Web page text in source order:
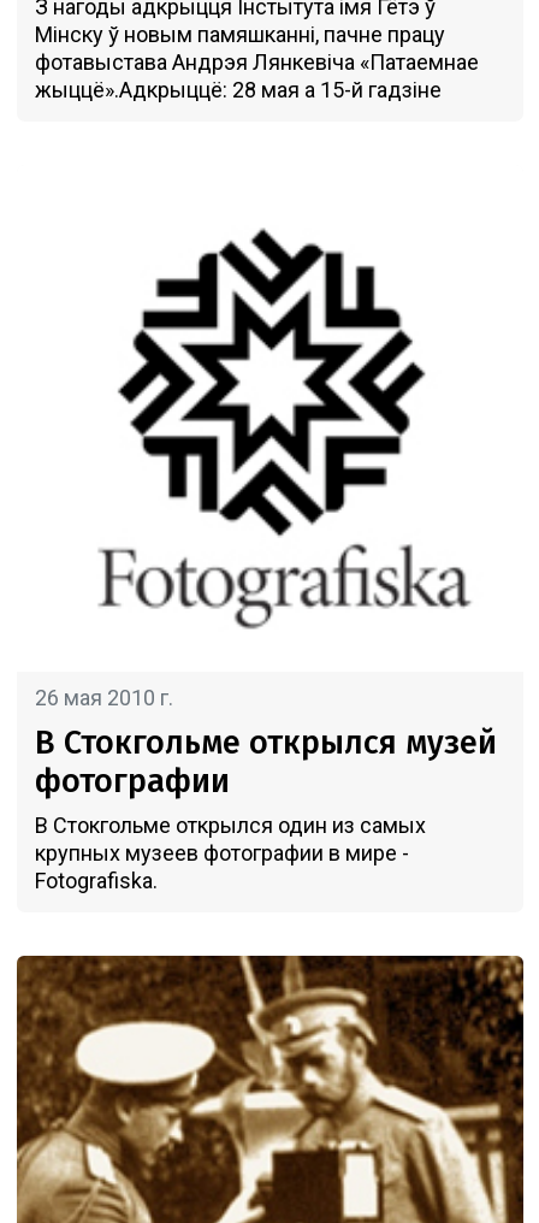
З нагоды адкрыцця Інстытута імя Гётэ ў
Мінску ў новым памяшканні, пачне працу
фотавыстава Андрэя Лянкевіча «Патаемнае
жыццё».Адкрыццё: 28 мая а 15-й гадзіне
26 мая 2010 г.
В Стокгольме открылся музей
фотографии
В Стокгольме открылся один из самых
крупных музеев фотографии в мире -
Fotografiska.